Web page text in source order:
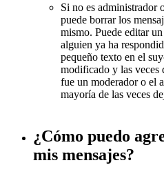
Si no es administrador
puede borrar los
mismo. Puede editar
alguien ya ha
pequeño texto en el
modificado y las veces
fue un moderador o el
mayoría de las veces
¿Cómo puedo
mis mensajes?